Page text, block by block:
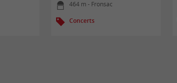
464 m - Fronsac
Concerts